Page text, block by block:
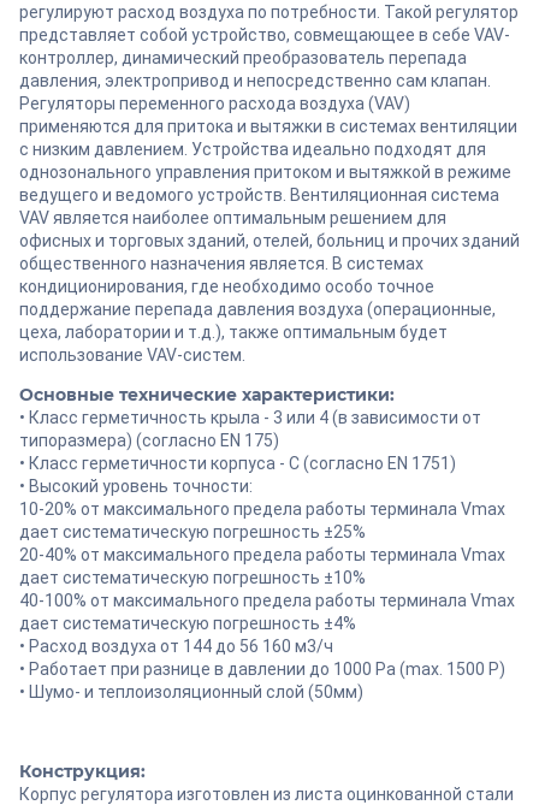
регулируют расход воздуха по потребности. Такой регулятор
представляет собой устройство, совмещающее в себе VAV-
контроллер, динамический преобразователь перепада
давления, электропривод и непосредственно сам клапан.
Регуляторы переменного расхода воздуха (VAV)
применяются для притока и вытяжки в системах вентиляции
с низким давлением. Устройства идеально подходят для
однозонального управления притоком и вытяжкой в режиме
ведущего и ведомого устройств. Вентиляционная система
VAV является наиболее оптимальным решением для
офисных и торговых зданий, отелей, больниц и прочих зданий
общественного назначения является. В системах
кондиционирования, где необходимо особо точное
поддержание перепада давления воздуха (операционные,
цеха, лаборатории и т.д.), также оптимальным будет
использование VAV-систем.
Основные технические характеристики:
• Класс герметичность крыла - 3 или 4 (в зависимости от
типоразмера) (согласно EN 175)
• Класс герметичности корпуса - С (согласно EN 1751)
• Высокий уровень точности:
10-20% от максимального предела работы терминала Vmax
дает систематическую погрешность ±25%
20-40% от максимального предела работы терминала Vmax
дает систематическую погрешность ±10%
40-100% от максимального предела работы терминала Vmax
дает систематическую погрешность ±4%
• Расход воздуха от 144 до 56 160 м3/ч
• Работает при разнице в давлении до 1000 Pa (max. 1500 P)
• Шумо- и теплоизоляционный слой (50мм)
Конструкция:
Корпус регулятора изготовлен из листа оцинкованной стали